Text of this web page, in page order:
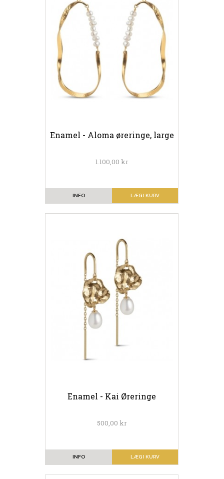
Enamel - Aloma øreringe, large
1.100,00 kr
LÆG I KURV
INFO
Enamel - Kai Øreringe
500,00 kr
LÆG I KURV
INFO